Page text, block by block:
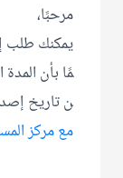
مرحبًا،
يمكنك طلب
ن تاريخ
مع مركز